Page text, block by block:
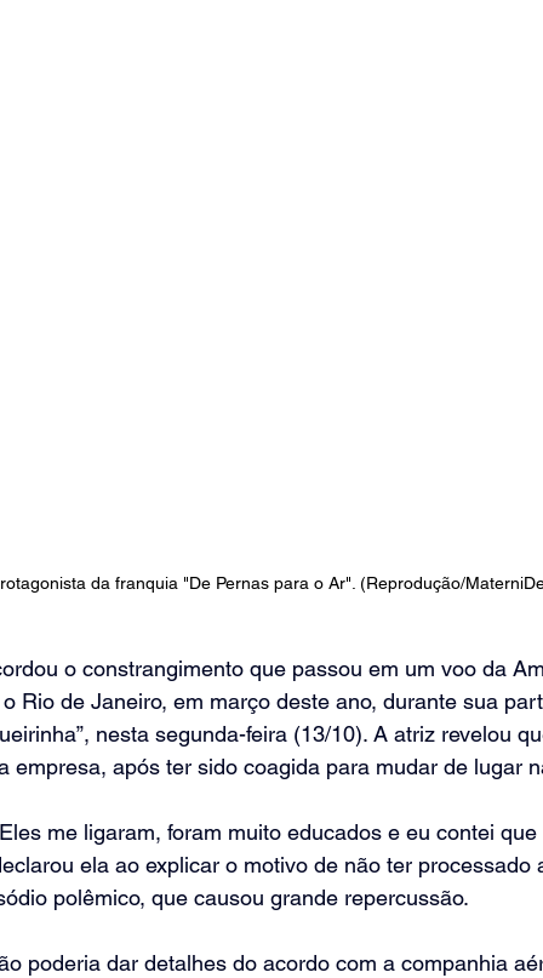
da franquia "De Pernas para o Ar". (Reprodução/
o constrangimento que passou em um voo da
Rio de Janeiro, em março deste ano, durante sua
nesta segunda-feira (13/10). A atriz revelou
empresa, após ter sido coagida para mudar de lugar
me ligaram, foram muito educados e eu contei
ela ao explicar o motivo de não ter
polêmico, que causou grande repercussão.
poderia dar detalhes do acordo com a companhia